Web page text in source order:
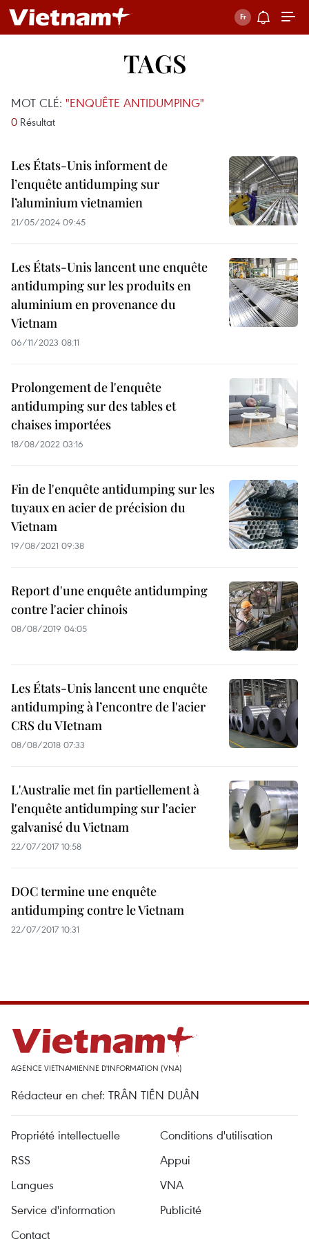
TAGS
MOT CLÉ: "ENQUÊTE ANTIDUMPING"
0 Résultat
Les États-Unis informent de
l’enquête antidumping sur
l’aluminium vietnamien
21/05/2024 09:45
Les États-Unis lancent une enquête
antidumping sur les produits en
aluminium en provenance du
Vietnam
06/11/2023 08:11
Prolongement de l'enquête
antidumping sur des tables et
chaises importées
18/08/2022 03:16
Fin de l'enquête antidumping sur les
tuyaux en acier de précision du
Vietnam
19/08/2021 09:38
Report d'une enquête antidumping
contre l'acier chinois
08/08/2019 04:05
Les États-Unis lancent une enquête
antidumping à l’encontre de l'acier
CRS du VIetnam
08/08/2018 07:33
L'Australie met fin partiellement à
l'enquête antidumping sur l'acier
galvanisé du Vietnam
22/07/2017 10:58
DOC termine une enquête
antidumping contre le Vietnam
22/07/2017 10:31
AGENCE VIETNAMIENNE D'INFORMATION (VNA)
Rédacteur en chef: TRÂN TIÊN DUÂN
Propriété intellectuelle
Conditions d'utilisation
RSS
Appui
Langues
VNA
Service d'information
Publicité
Contact